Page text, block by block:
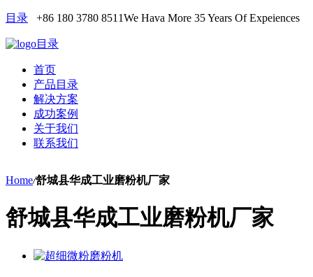
目录 +86 180 3780 8511We Hava More 35 Years Of Expeiences
目录
首页
产品目录
解决方案
成功案例
关于我们
联系我们
Home/舒城县华成工业磨粉机厂家
舒城县华成工业磨粉机厂家